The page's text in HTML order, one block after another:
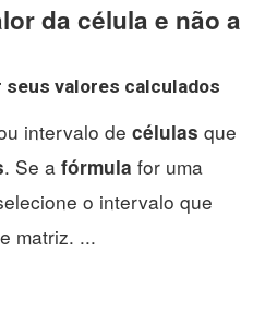
da célula e não a
seus valores calculados
intervalo de células que
. Se a fórmula for uma
o intervalo que
matriz. ...